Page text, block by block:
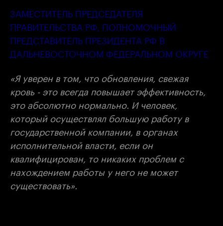
ЗАМЕСТИТЕЛЬ ПРЕДСЕДАТЕЛЯ
ПРАВИТЕЛЬСТВА РФ, ПОЛНОМОЧНЫЙ
ПРЕДСТАВИТЕЛЬ ПРЕЗИДЕНТА РФ В
ДАЛЬНЕВОСТОЧНОМ ФЕДЕРАЛЬНОМ ОКРУГЕ
«Я уверен в том, что обновления, свежая
кровь - это всегда повышает эффективность,
это абсолютно нормально. И человек,
который осуществлял большую работу в
государственной компании, в органах
исполнительной власти, если он
квалифицирован, то никаких проблем с
нахождением работы у него не может
существовать».